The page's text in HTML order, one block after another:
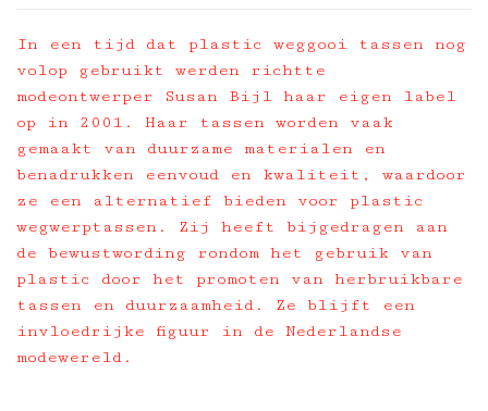
In een tijd dat plastic weggooi tassen nog
volop gebruikt werden richtte
modeontwerper Susan Bijl haar eigen label
op in 2001. Haar tassen worden vaak
gemaakt van duurzame materialen en
benadrukken eenvoud en kwaliteit, waardoor
ze een alternatief bieden voor plastic
wegwerptassen. Zij heeft bijgedragen aan
de bewustwording rondom het gebruik van
plastic door het promoten van herbruikbare
tassen en duurzaamheid. Ze blijft een
invloedrijke figuur in de Nederlandse
modewereld.